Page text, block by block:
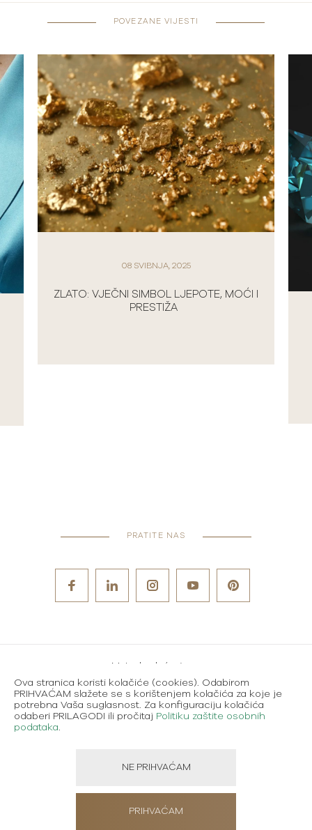
POVEZANE VIJESTI
08 SVIBNJA, 2025
ZLATO: VJEČNI SIMBOL LJEPOTE, MOĆI I
PRESTIŽA
PRATITE NAS
Karijere
Uvjeti korištenja
Created using magic by
Ova stranica koristi kolačiće (cookies). Odabirom
PRIHVAĆAM slažete se s korištenjem kolačića za koje je
potrebna Vaša suglasnost. Za konfiguraciju kolačića
odaberi PRILAGODI ili pročitaj Politiku zaštite osobnih
podataka.
NE PRIHVAĆAM
PRIHVAĆAM